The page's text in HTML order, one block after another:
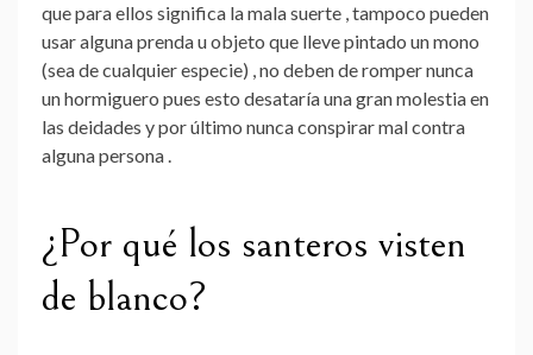
que para ellos significa la mala suerte , tampoco pueden
usar alguna prenda u objeto que lleve pintado un mono
(sea de cualquier especie) , no deben de romper nunca
un hormiguero pues esto desataría una gran molestia en
las deidades y por último nunca conspirar mal contra
alguna persona .
¿Por qué los santeros visten
de blanco?